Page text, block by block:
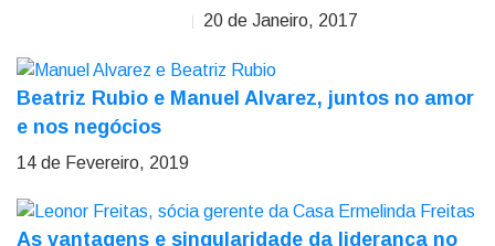
20 de Janeiro, 2017
Beatriz Rubio e Manuel Alvarez, juntos no amor
e nos negócios
14 de Fevereiro, 2019
As vantagens e singularidade da liderança no